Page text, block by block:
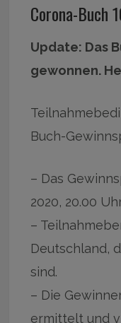
Corona-Buch
Update: Das
gewonnen.
Buch-
– Das
2020, 20.00
–
Deutschland,
sind.
– Die
ermittelt und